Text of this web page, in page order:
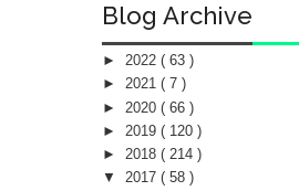
Blog Archive
► 2022 ( 63 )
► 2021 ( 7 )
► 2020 ( 66 )
► 2019 ( 120 )
► 2018 ( 214 )
▼ 2017 ( 58 )